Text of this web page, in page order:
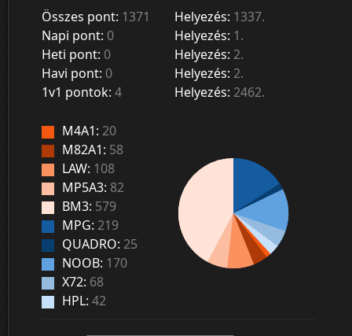
Összes pont: 1371 Helyezés: 1337.
Napi pont: 0 Helyezés: 1.
Heti pont: 0 Helyezés: 2.
Havi pont: 0 Helyezés: 2.
1v1 pontok: 4 Helyezés: 2462.
M4A1: 20
M82A1: 58
LAW: 108
MP5A3: 82
BM3: 579
MPG: 219
QUADRO: 25
NOOB: 170
X72: 68
HPL: 42